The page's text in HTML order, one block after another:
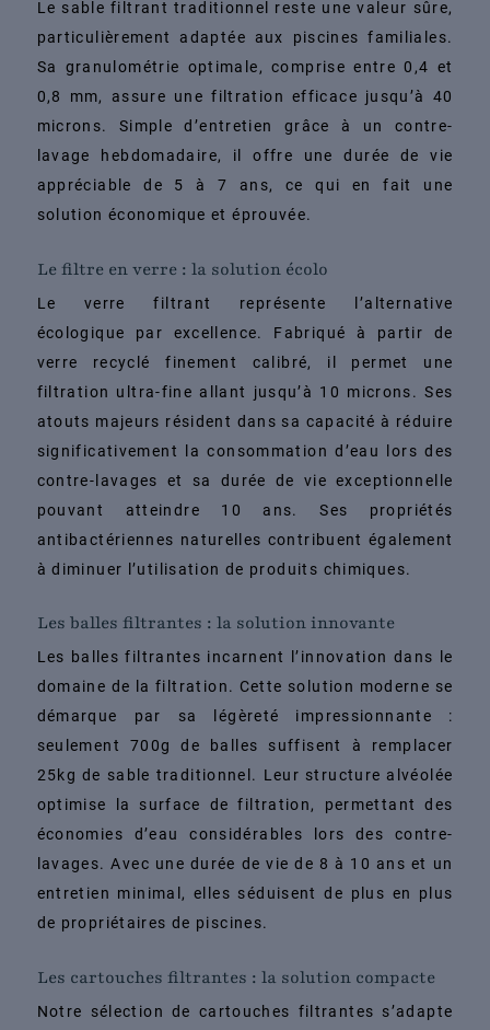
Le sable filtrant traditionnel reste une valeur sûre,
particulièrement adaptée aux piscines familiales.
Sa granulométrie optimale, comprise entre 0,4 et
0,8 mm, assure une filtration efficace jusqu’à 40
microns. Simple d’entretien grâce à un contre-
lavage hebdomadaire, il offre une durée de vie
appréciable de 5 à 7 ans, ce qui en fait une
solution économique et éprouvée.
Le filtre en verre : la solution écolo
Le verre filtrant représente l’alternative
écologique par excellence. Fabriqué à partir de
verre recyclé finement calibré, il permet une
filtration ultra-fine allant jusqu’à 10 microns. Ses
atouts majeurs résident dans sa capacité à réduire
significativement la consommation d’eau lors des
contre-lavages et sa durée de vie exceptionnelle
pouvant atteindre 10 ans. Ses propriétés
antibactériennes naturelles contribuent également
à diminuer l’utilisation de produits chimiques.
Les balles filtrantes : la solution innovante
Les balles filtrantes incarnent l’innovation dans le
domaine de la filtration. Cette solution moderne se
démarque par sa légèreté impressionnante :
seulement 700g de balles suffisent à remplacer
25kg de sable traditionnel. Leur structure alvéolée
optimise la surface de filtration, permettant des
économies d’eau considérables lors des contre-
lavages. Avec une durée de vie de 8 à 10 ans et un
entretien minimal, elles séduisent de plus en plus
de propriétaires de piscines.
Les cartouches filtrantes : la solution compacte
Notre sélection de cartouches filtrantes s’adapte